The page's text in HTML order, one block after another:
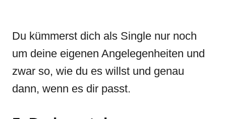
Du kümmerst dich als Single nur noch
um deine eigenen Angelegenheiten und
zwar so, wie du es willst und genau
dann, wenn es dir passt.